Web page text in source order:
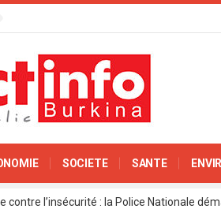
SOCIETE SANTE
contre l’insécurité : la Police Nationale